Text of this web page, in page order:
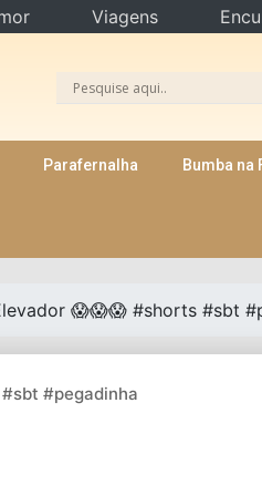
Parafernalha Bumba na
😱😱😱 #shorts #sbt
#pegadinha
Viagens